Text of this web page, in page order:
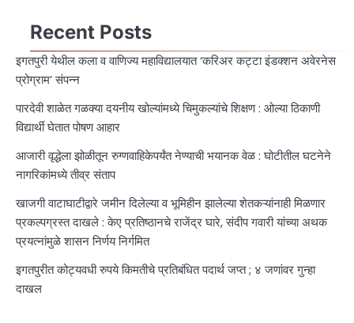
Recent Posts
इगतपुरी येथील कला व वाणिज्य महाविद्यालयात ‘करिअर कट्टा इंडक्शन अवेरनेस
प्रोग्राम’ संपन्न
पारदेवी शाळेत गळक्या दयनीय खोल्यांमध्ये चिमुकल्यांचे शिक्षण : ओल्या ठिकाणी
विद्यार्थी घेतात पोषण आहार
आजारी वृद्धेला झोळीतून रुग्णवाहिकेपर्यंत नेण्याची भयानक वेळ : घोटीतील घटनेने
नागरिकांमध्ये तीव्र संताप
खाजगी वाटाघाटीद्वारे जमीन दिलेल्या व भूमिहीन झालेल्या शेतकऱ्यांनाही मिळणार
प्रकल्पग्रस्त दाखले : केए प्रतिष्ठानचे राजेंद्र घारे, संदीप गवारी यांच्या अथक
प्रयत्नांमुळे शासन निर्णय निर्गमित
इगतपुरीत कोट्यवधी रुपये किमतीचे प्रतिबंधित पदार्थ जप्त ; ४ जणांवर गुन्हा
दाखल